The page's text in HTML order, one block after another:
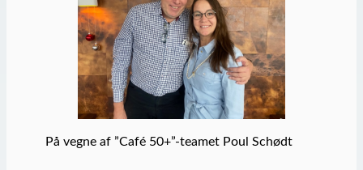
På vegne af ”Café 50+”-teamet Poul Schødt